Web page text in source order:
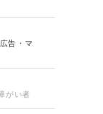
広告・マ
がい者